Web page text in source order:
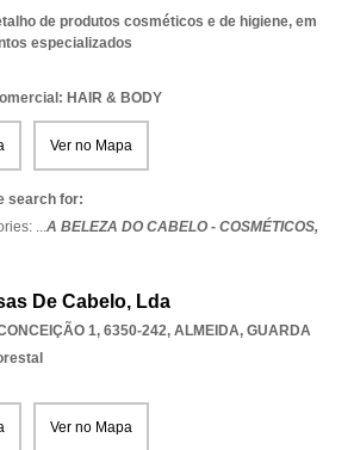
de produtos cosméticos e de higiene, em
especializados
HAIR & BODY
Ver no Mapa
search for:
...A BELEZA DO CABELO - COSMÉTICOS,
De Cabelo, Lda
1, 6350-242, ALMEIDA, GUARDA
Ver no Mapa